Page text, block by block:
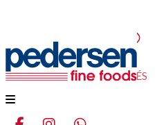
PATÉS
Home Productos PATÉS
aqui